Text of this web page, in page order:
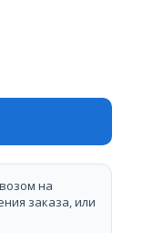
на
заказа, или